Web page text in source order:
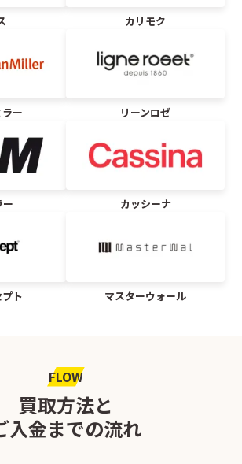
カリモク
ー リーンロゼ
ー カッシーナ
ト マスターウォール
FLOW
買取方法と
入金までの流れ